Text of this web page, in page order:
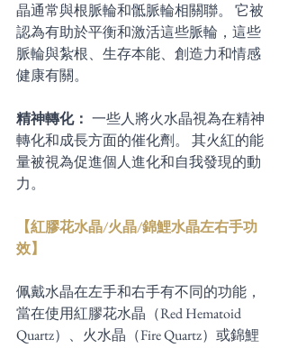
晶通常與根脈輪和骶脈輪相關聯。 它被
認為有助於平衡和激活這些脈輪，這些
脈輪與紮根、生存本能、創造力和情感
健康有關。
精神轉化： 一些人將火水晶視為在精神
轉化和成長方面的催化劑。 其火紅的能
量被視為促進個人進化和自我發現的動
力。
【紅膠花水晶/火晶/錦鯉水晶左右手功
效】
佩戴水晶在左手和右手有不同的功能，
當在使用紅膠花水晶（Red Hematoid
Quartz）、火水晶（Fire Quartz）或錦鯉